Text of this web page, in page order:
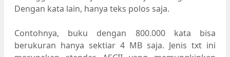
Dengan kata lain, hanya teks polos saja.
Contohnya, buku dengan 800.000 kata bisa
berukuran hanya sektiar 4 MB saja. Jenis txt ini